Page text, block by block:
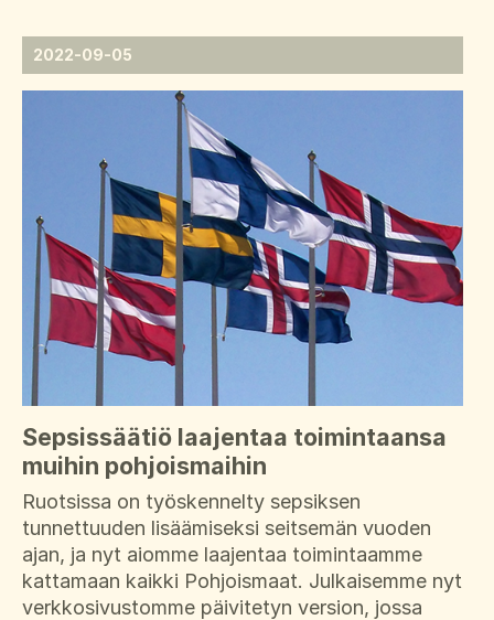
Svenska
Dansk
2022-09-05
Sepsissäätiö laajentaa toimintaansa
muihin pohjoismaihin
Ruotsissa on työskennelty sepsiksen
tunnettuuden lisäämiseksi seitsemän vuoden
ajan, ja nyt aiomme laajentaa toimintaamme
kattamaan kaikki Pohjoismaat. Julkaisemme nyt
verkkosivustomme päivitetyn version, jossa